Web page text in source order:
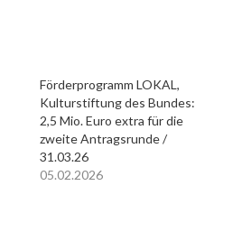
Förderprogramm LOKAL,
Kulturstiftung des Bundes:
2,5 Mio. Euro extra für die
zweite Antragsrunde /
31.03.26
05.02.2026